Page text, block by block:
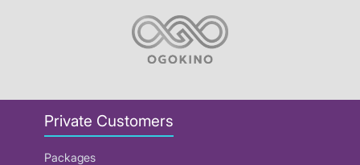
Private Customers
Packages